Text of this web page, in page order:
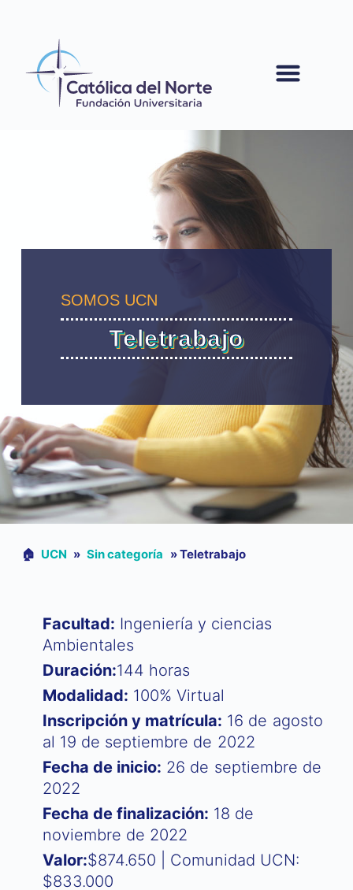
SOMOS UCN
Teletrabajo
🏠︎ UCN » Sin categoría »Teletrabajo
Facultad: Ingeniería y ciencias
Ambientales
Duración:144 horas
Modalidad: 100% Virtual
Inscripción y matrícula: 16 de agosto
al 19 de septiembre de 2022
Fecha de inicio: 26 de septiembre de
2022
Fecha de finalización: 18 de
noviembre de 2022
Valor:$874.650 | Comunidad UCN:
$833.000